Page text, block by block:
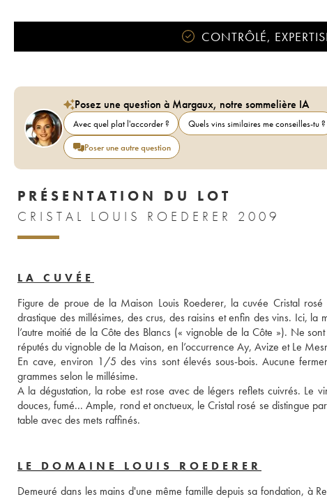
CONTRÔLÉ,
Posez une question à Margaux, notre sommelière IA
Avec quel plat l'accorder ? Quels vins similaires me conseilles-tu ?
Poser une autre question
PRÉSENTATION DU LOT
CRISTAL LOUIS ROEDERER 2009
LA CUVÉE
Figure de proue de la Maison Louis Roederer, la cuvée Cristal
drastique des millésimes, des crus, des raisins et enfin des vins. Ici,
l’autre moitié de la Côte des Blancs (« vignoble de la Côte »). Ne
réputés du vignoble de la Maison, en l’occurrence Ay, Avize et Le
En cave, environ 1/5 des vins sont élevés sous-bois. Aucune
grammes selon le millésime.
A la dégustation, la robe est rose avec de légers reflets cuivrés. Le
douces, fumé... Ample, rond et onctueux, le Cristal rosé se distingue
table avec des mets raffinés.
LE DOMAINE LOUIS ROEDERER
Demeuré dans les mains d'une même famille depuis sa fondation, à